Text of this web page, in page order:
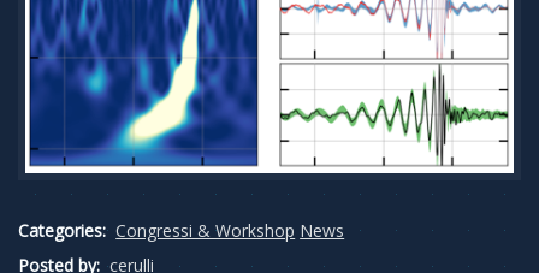
Categories: Congressi & Workshop News
Posted by: cerulli